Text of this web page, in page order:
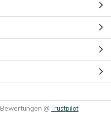
Bewertungen @Trustpilot